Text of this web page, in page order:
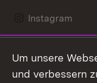
Instagram
Mastodon
Um unsere
und verbessern